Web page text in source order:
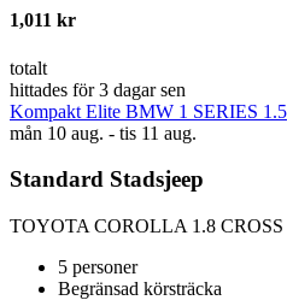
1,011 kr
totalt
hittades för 3 dagar sen
Kompakt Elite BMW 1 SERIES 1.5
mån 10 aug. - tis 11 aug.
Standard Stadsjeep
TOYOTA COROLLA 1.8 CROSS
5 personer
Begränsad körsträcka